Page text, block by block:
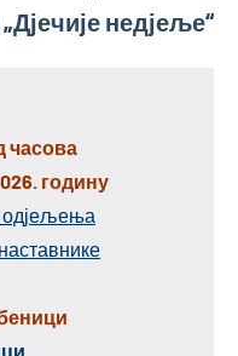
недјеље“
часова
годину
одјељења